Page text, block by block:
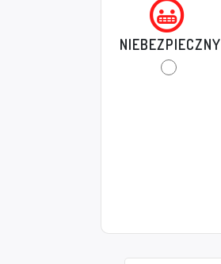
NIEBEZPIECZNY